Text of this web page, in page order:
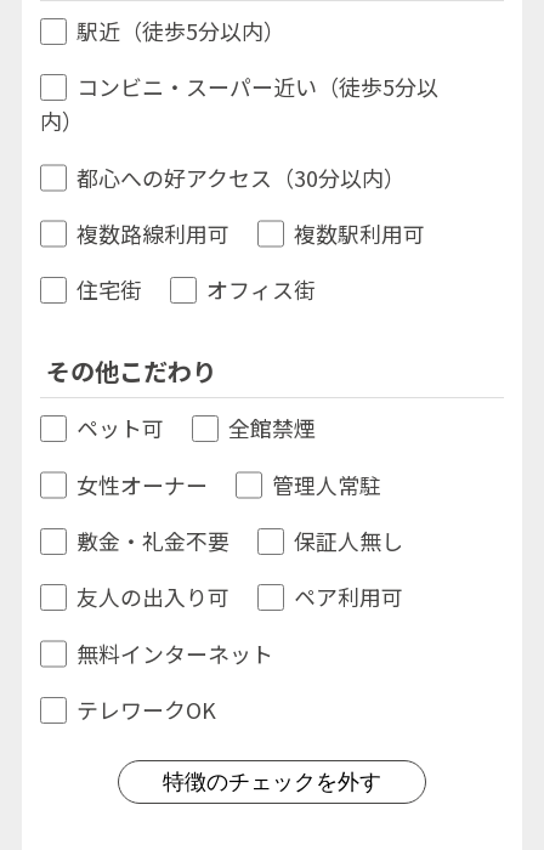
駅近（徒歩5分以内）
コンビニ・スーパー近い（徒歩5分以
内）
都心への好アクセス（30分以内）
複数路線利用可
複数駅利用可
住宅街
オフィス街
その他こだわり
ペット可
全館禁煙
女性オーナー
管理人常駐
敷金・礼金不要
保証人無し
友人の出入り可
ペア利用可
無料インターネット
テレワークOK
特徴のチェックを外す